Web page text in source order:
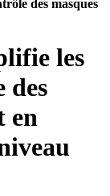
des masques
les
des
en